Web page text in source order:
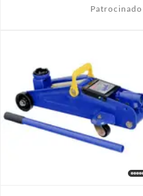
Patrocinado